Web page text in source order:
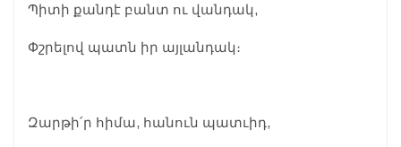
Պիտի քանդէ բանտ ու վանդակ,
Փշրելով պատն իր այլանդակ։
Զարթի՛ր հիմա, հանուն պատւիդ,